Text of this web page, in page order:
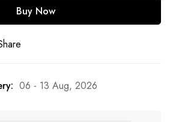
Buy Now
06 - 13 Aug, 2026